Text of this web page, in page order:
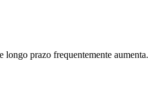
longo prazo frequentemente aumenta.